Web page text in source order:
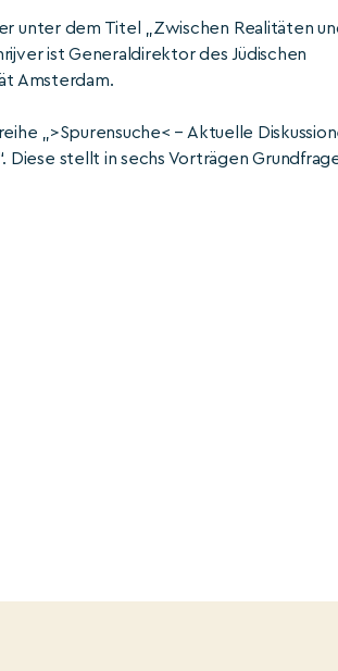
unter dem Titel „Zwischen Realitäten
ist Generaldirektor des Jüdischen
Amsterdam.
„>Spurensuche< – Aktuelle
Diese stellt in sechs Vorträgen